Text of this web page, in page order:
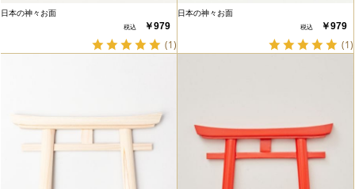
日本の神々お面
￥979
(1)
日本の神々お面
￥979
(1)